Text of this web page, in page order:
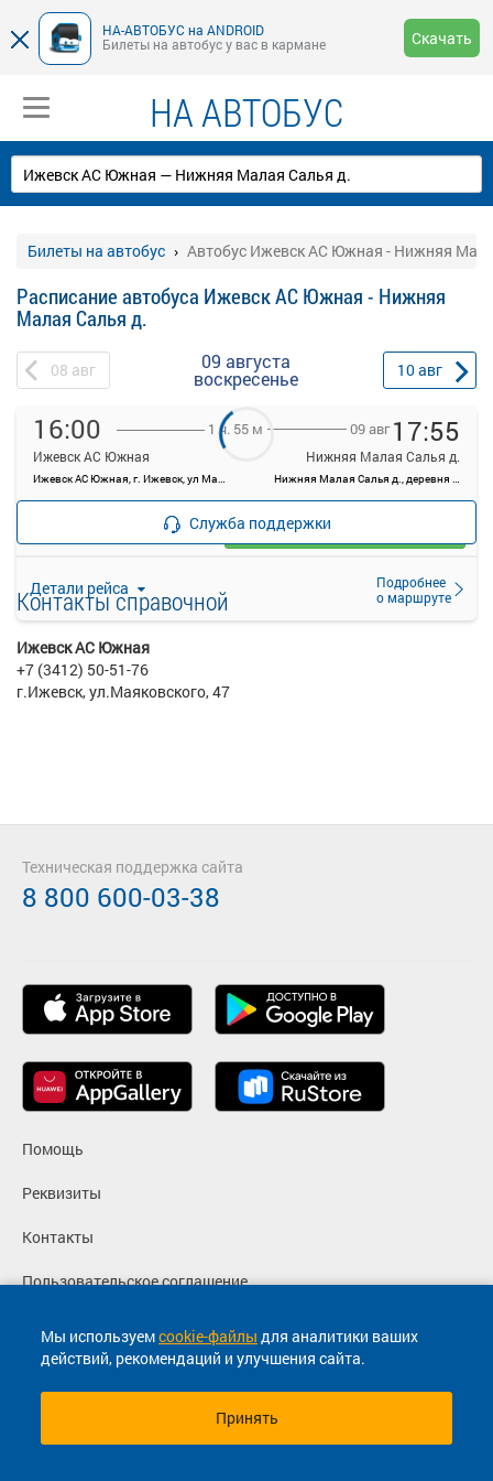
НА-АВТОБУС на ANDROID
Билеты на автобус у вас в кармане
Скачать
НА АВТОБУС
Билеты на автобус Автобус Ижевск АС Южная - Нижняя
Расписание автобуса Ижевск АС Южная - Нижняя
Малая Салья д.
08 авг 09 августа
воскресенье 10авг
16:00
Ижевск АС Южная
Ижевск АС Южная, г. Ижевск, ул Маяковского, 47
1 ч. 55 м 09 авг 17:55
Нижняя Малая Салья д.
Нижняя Малая Салья д., деревня Нижняя Малая Салья
Детали рейса
Подробнее
о маршруте
—
Загрузить цену
Служба поддержки
Контакты справочной
Ижевск АС Южная
+7 (3412) 50-51-76
г.Ижевск, ул.Маяковского, 47
Мы используемcookie-файлы для аналитики ваших
действий, рекомендаций и улучшения сайта.
Принять
Помощь
Реквизиты
Контакты
Пользовательское соглашение
Политика конфиденциальности
Согласие на маркетинговые сообщения
Техническая поддержка сайта
8 800 600-03-38
© 2013-2026, ООО "Капитал"- Онлайн сервис продажи